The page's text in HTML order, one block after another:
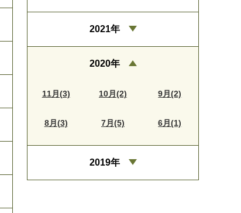
2021年
2020年
11月(3) 10月(2) 9月(2)
8月(3) 7月(5) 6月(1)
2019年